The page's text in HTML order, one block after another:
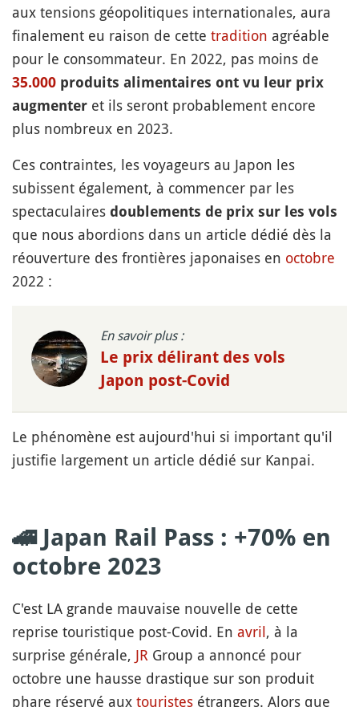
aux tensions géopolitiques internationales, aura
finalement eu raison de cette tradition agréable
pour le consommateur. En 2022, pas moins de
35.000 produits alimentaires ont vu leur prix
augmenter et ils seront probablement encore
plus nombreux en 2023.
Ces contraintes, les voyageurs au Japon les
subissent également, à commencer par les
spectaculaires doublements de prix sur les vols
que nous abordions dans un article dédié dès la
réouverture des frontières japonaises en octobre
2022 :
En savoir plus :
Le prix délirant des vols
Japon post-Covid
Le phénomène est aujourd'hui si important qu'il
justifie largement un article dédié sur Kanpai.
🚄 Japan Rail Pass : +70% en
octobre 2023
C'est LA grande mauvaise nouvelle de cette
reprise touristique post-Covid. En avril, à la
surprise générale, JR Group a annoncé pour
octobre une hausse drastique sur son produit
phare réservé aux touristes étrangers. Alors que